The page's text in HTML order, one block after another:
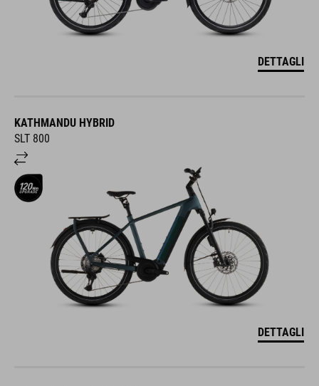
DETTAGLI
KATHMANDU HYBRID
SLT 800
DETTAGLI